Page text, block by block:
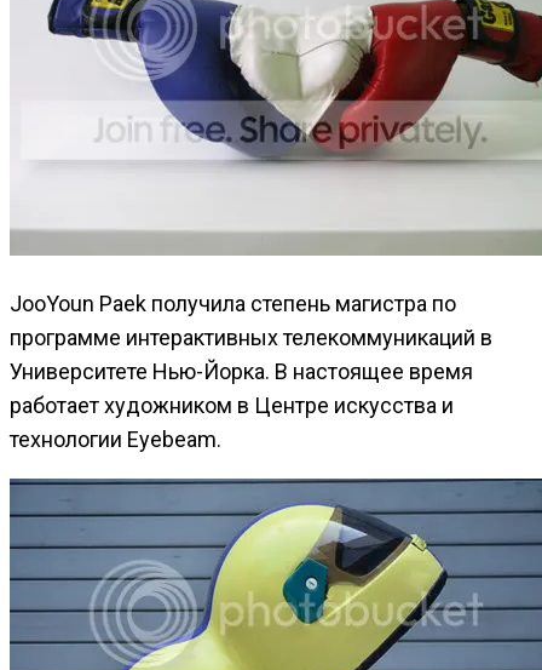
JooYoun Paek получила степень магистра по
программе интерактивных телекоммуникаций в
Университете Нью-Йорка. В настоящее время
работает художником в Центре искусства и
технологии Eyebeam.